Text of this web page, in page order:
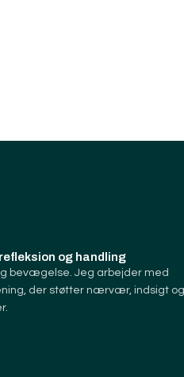
og handling
bevægelse. Jeg arbejder med
der støtter nærvær, indsigt og